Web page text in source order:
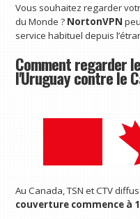
Vous souhaitez regarder
du Monde ? NortonVPN
service habituel depuis
Comment regarder
l'Uruguay contre le
Au Canada, TSN et CTV
couverture commence à